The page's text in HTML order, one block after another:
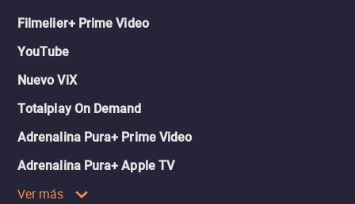
Filmelier+ Prime Video
YouTube
Nuevo ViX
Totalplay On Demand
Adrenalina Pura+ Prime Video
Adrenalina Pura+ Apple TV
Ver más